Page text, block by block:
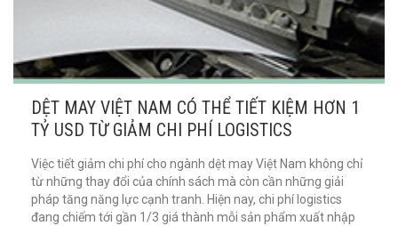
DỆT MAY VIỆT NAM CÓ THỂ TIẾT KIỆM HƠN 1
TỶ USD TỪ GIẢM CHI PHÍ LOGISTICS
Việc tiết giảm chi phí cho ngành dệt may Việt Nam không chỉ
từ những thay đổi của chính sách mà còn cần những giải
pháp tăng năng lực cạnh tranh. Hiện nay, chi phí logistics
đang chiếm tới gần 1/3 giá thành mỗi sản phẩm xuất nhập